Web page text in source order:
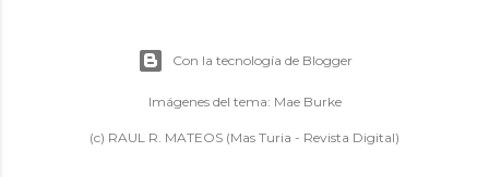
Con la tecnología de Blogger
Imágenes del tema: Mae Burke
(c) RAUL R. MATEOS (Mas Turia - Revista Digital)